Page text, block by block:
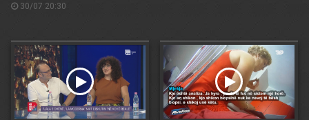
30/07 20:30